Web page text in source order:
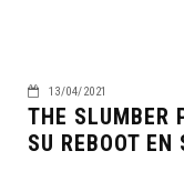
13/04/2021
THE SLUMBER
SU REBOOT EN